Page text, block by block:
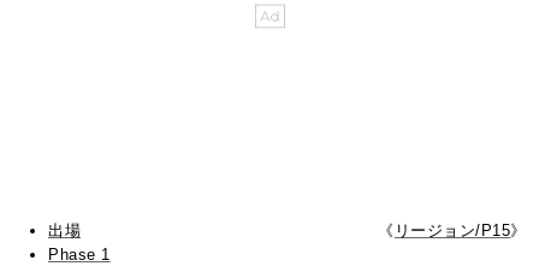
出場
Phase 1
《 リージョン/P15》